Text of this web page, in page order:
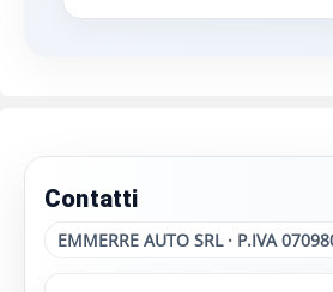
Contatti
EMMERRE AUTO SRL · P.IVA